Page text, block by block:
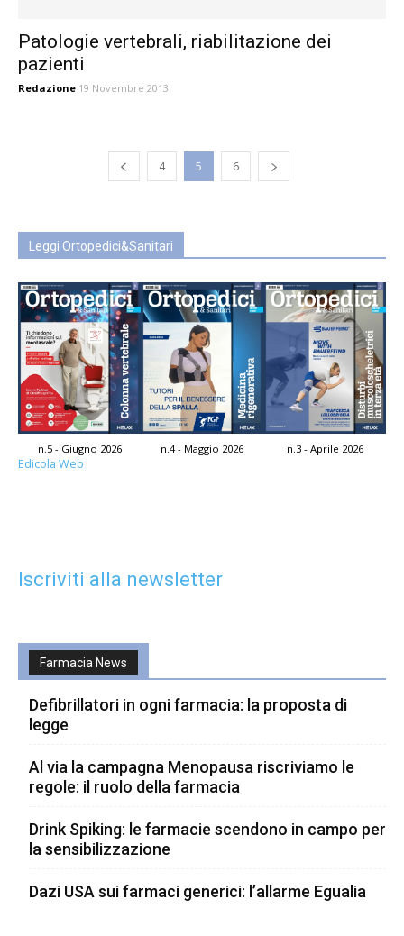
Patologie vertebrali, riabilitazione dei
pazienti
Redazione 19 Novembre 2013
4 5 6
Leggi Ortopedici&Sanitari
n.5 - Giugno 2026 n.4 - Maggio 2026 n.3 - Aprile 2026
Edicola Web
Iscriviti alla newsletter
Farmacia News
Defibrillatori in ogni farmacia: la proposta di
legge
Al via la campagna Menopausa riscriviamo le
regole: il ruolo della farmacia
Drink Spiking: le farmacie scendono in campo per
la sensibilizzazione
Dazi USA sui farmaci generici: l’allarme Egualia